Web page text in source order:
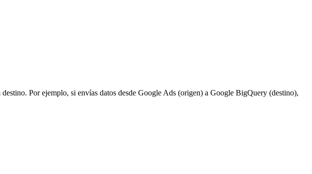
Por ejemplo, si envías datos desde Google Ads (origen) a Google BigQuery (destino),